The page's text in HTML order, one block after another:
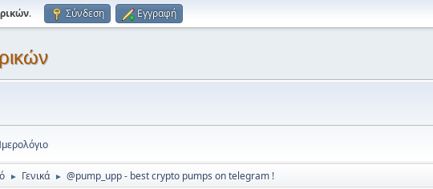
. Σύνδεση Εγγραφή
► Γενικά ► @pump_upp - best crypto pumps on telegram !